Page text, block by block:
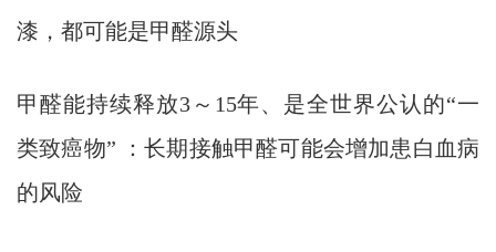
漆，都可能是甲醛源头
甲醛能持续释放3～15年、是全世界公认的“一
类致癌物” ：长期接触甲醛可能会增加患白血病
的风险